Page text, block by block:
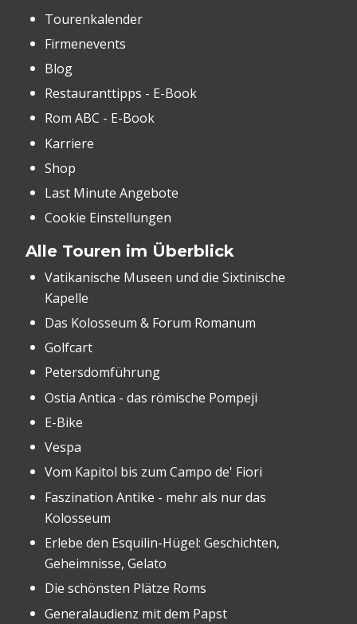
Tourenkalender
Firmenevents
Blog
Restauranttipps - E-Book
Rom ABC - E-Book
Karriere
Shop
Last Minute Angebote
Cookie Einstellungen
Alle Touren im Überblick
Vatikanische Museen und die Sixtinische
Kapelle
Das Kolosseum & Forum Romanum
Golfcart
Petersdomführung
Ostia Antica - das römische Pompeji
E-Bike
Vespa
Vom Kapitol bis zum Campo de' Fiori
Faszination Antike - mehr als nur das
Kolosseum
Erlebe den Esquilin-Hügel: Geschichten,
Geheimnisse, Gelato
Die schönsten Plätze Roms
Generalaudienz mit dem Papst